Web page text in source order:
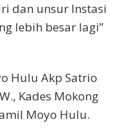
dan unsur Instasi
lebih besar lagi”
Hulu Akp Satrio
Kades Mokong
Moyo Hulu.